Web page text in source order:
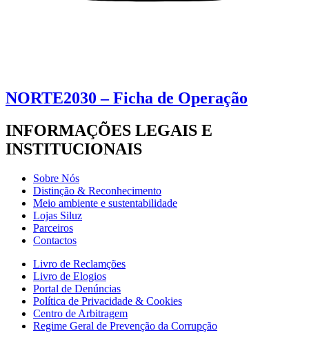
NORTE2030 – Ficha de Operação
INFORMAÇÕES LEGAIS E
INSTITUCIONAIS
Sobre Nós
Distinção & Reconhecimento
Meio ambiente e sustentabilidade
Lojas Siluz
Parceiros
Contactos
Livro de Reclamções
Livro de Elogios
Portal de Denúncias
Política de Privacidade & Cookies
Centro de Arbitragem
Regime Geral de Prevenção da Corrupção